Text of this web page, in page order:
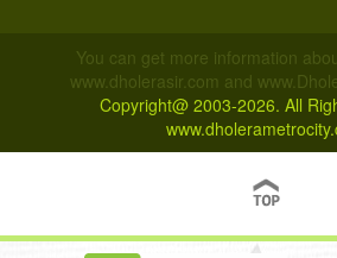
You can get more information
www.dholerasir.com and
Copyright@ 2003-2026. All